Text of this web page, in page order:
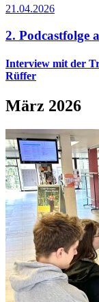
21.04.2026
2. Podcastfolge
Interview mit der
Rüffer
März 2026